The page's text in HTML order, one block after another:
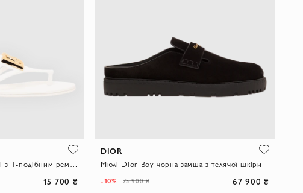
Пляжні гумові шльопанці з Т-подібним ремінцем
15 700 ₴
DIOR
Мюлі Dior Boy чорна замша з телячої шкіри
-10% 75 900 ₴ 67 900 ₴